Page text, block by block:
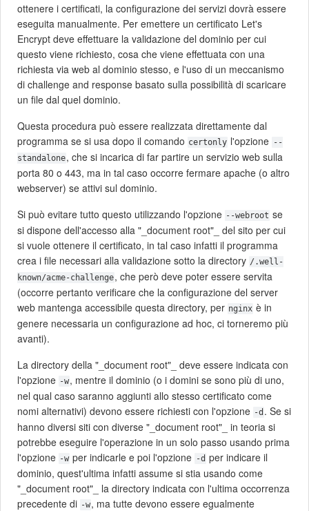
ottenere i certificati, la configurazione dei servizi dovrà essere
eseguita manualmente. Per emettere un certificato Let's
Encrypt deve effettuare la validazione del dominio per cui
questo viene richiesto, cosa che viene effettuata con una
richiesta via web al dominio stesso, e l'uso di un meccanismo
di challenge and response basato sulla possibilità di scaricare
un file dal quel dominio.
Questa procedura può essere realizzata direttamente dal
programma se si usa dopo il comando certonly l'opzione --
standalone, che si incarica di far partire un servizio web sulla
porta 80 o 443, ma in tal caso occorre fermare apache (o altro
webserver) se attivi sul dominio.
Si può evitare tutto questo utilizzando l'opzione --webroot se
si dispone dell'accesso alla "_document root"_ del sito per cui
si vuole ottenere il certificato, in tal caso infatti il programma
crea i file necessari alla validazione sotto la directory /.well-
known/acme-challenge, che però deve poter essere servita
(occorre pertanto verificare che la configurazione del server
web mantenga accessibile questa directory, per nginx è in
genere necessaria un configurazione ad hoc, ci torneremo più
avanti).
La directory della "_document root"_ deve essere indicata con
l'opzione -w, mentre il dominio (o i domini se sono più di uno,
nel qual caso saranno aggiunti allo stesso certificato come
nomi alternativi) devono essere richiesti con l'opzione -d . Se si
hanno diversi siti con diverse "_document root"_ in teoria si
potrebbe eseguire l'operazione in un solo passo usando prima
l'opzione -w per indicarle e poi l'opzione -d per indicare il
dominio, quest'ultima infatti assume si stia usando come
"_document root"_ la directory indicata con l'ultima occorrenza
precedente di -w, ma tutte devono essere egualmente